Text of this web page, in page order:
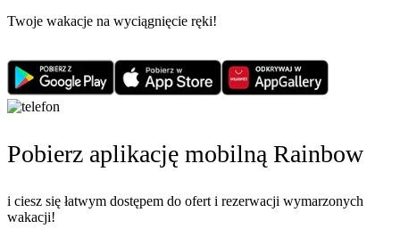
Twoje wakacje na wyciągnięcie ręki!
Pobierz aplikację mobilną Rainbow
i ciesz się łatwym dostępem do ofert i rezerwacji wymarzonych
wakacji!